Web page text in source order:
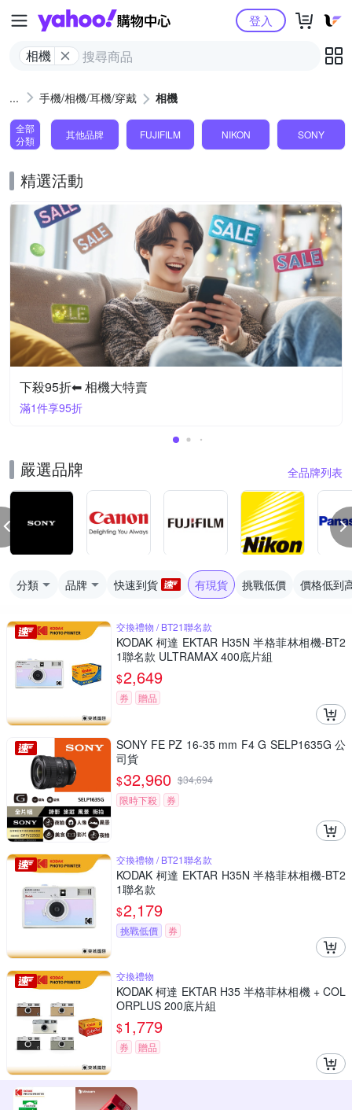
Yahoo購物中心
相機
登入
手機/相機/耳機/穿戴 相機
全部
分類
其他品牌 FUJIFILM NIKON SONY
精選活動
下殺95折⬅︎ 相機大特賣
滿1件享95折
嚴選品牌 全品牌列表
分類 品牌 快速到貨 有現貨 挑戰低價 價格低到
交換禮物 / BT21聯名款
KODAK 柯達 EKTAR H35N 半格菲林相機-BT2
1聯名款 ULTRAMAX 400底片組
$2,649
券 贈品
SONY FE PZ 16-35 mm F4 G SELP1635G 公
司貨
$32,960 $34,694
限時下殺
券
交換禮物 / BT21聯名款
KODAK 柯達 EKTAR H35N 半格菲林相機-BT2
1聯名款
$2,179
挑戰低價 券
交換禮物
KODAK 柯達 EKTAR H35 半格菲林相機 + COL
ORPLUS 200底片組
$1,779
券 贈品